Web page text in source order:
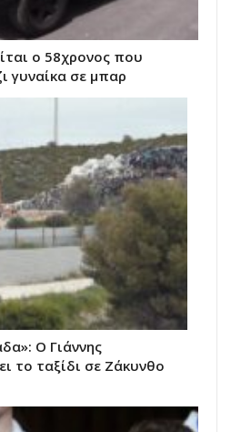
ο 58χρονος που
γυναίκα σε μπαρ
Ο Γιάννης
το ταξίδι σε Ζάκυνθο